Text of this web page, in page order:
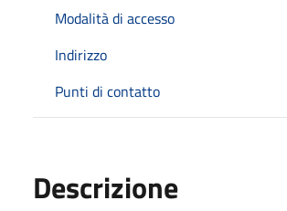
Modalità di accesso
Indirizzo
Punti di contatto
Descrizione